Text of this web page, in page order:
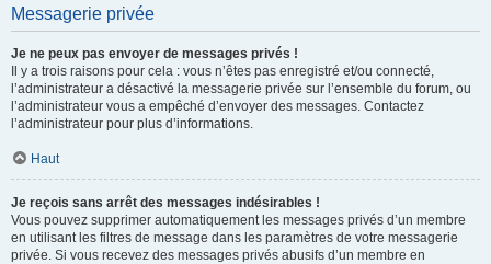
Messagerie privée
Je ne peux pas envoyer de messages privés !
Il y a trois raisons pour cela : vous n’êtes pas enregistré et/ou connecté,
l’administrateur a désactivé la messagerie privée sur l’ensemble du forum, ou
l’administrateur vous a empêché d’envoyer des messages. Contactez
l’administrateur pour plus d’informations.
Haut
Je reçois sans arrêt des messages indésirables !
Vous pouvez supprimer automatiquement les messages privés d’un membre
en utilisant les filtres de message dans les paramètres de votre messagerie
privée. Si vous recevez des messages privés abusifs d’un membre en